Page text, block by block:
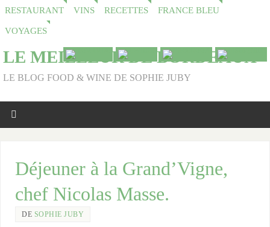
RESTAURANT VINS RECETTES FRANCE BLEU
VOYAGES
LE MEILLEUR DE BORDEAUX
LE BLOG FOOD & WINE DE SOPHIE JUBY
Déjeuner à la Grand’Vigne,
chef Nicolas Masse.
DE SOPHIE JUBY